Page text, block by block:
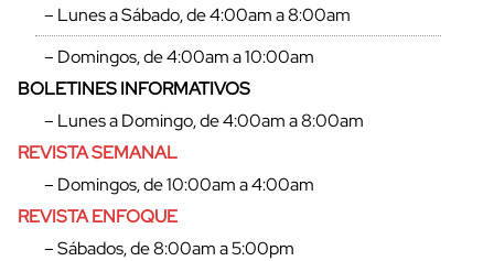
– Lunes a Sábado, de 4:00am a 8:00am
– Domingos, de 4:00am a 10:00am
BOLETINES INFORMATIVOS
– Lunes a Domingo, de 4:00am a 8:00am
REVISTA SEMANAL
– Domingos, de 10:00am a 4:00am
REVISTA ENFOQUE
– Sábados, de 8:00am a 5:00pm